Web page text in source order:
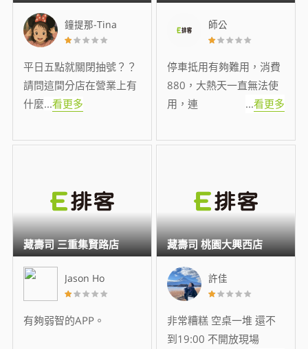
鐘提那-Tina
平日五點就關閉抽號？？
請問這間分店在營業上有
什麼...看更多
師公
停車抵用有夠難用，消費
880，大熱天一直無法使
用，連
...看更多
Jason Ho
有夠弱智的APP。
藏壽司 三重集賢路店
許佳
非常糟糕 空桌一堆 還不
到19:00 不開放現場
藏壽司 桃園大興西店